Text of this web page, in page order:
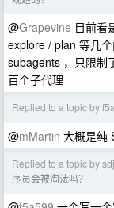
@Grapevine 目前看
explore / plan 等几
subagents ，只限制
百个子代理
Replied to a topic by
@mMartin 大概是纯
Replied to a topic by
序员会被淘汰吗？